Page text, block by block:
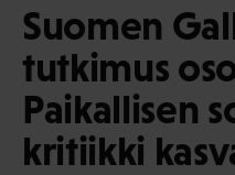
Suomen
tutkimus
Paikallisen
kritiikki